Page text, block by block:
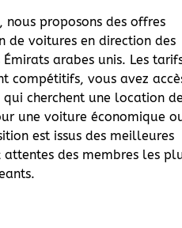
nous proposons des offres
voitures en direction des
arabes unis. Les
compétitifs, vous avez
cherchent une location
une voiture économique
est issus des meilleures
des membres les